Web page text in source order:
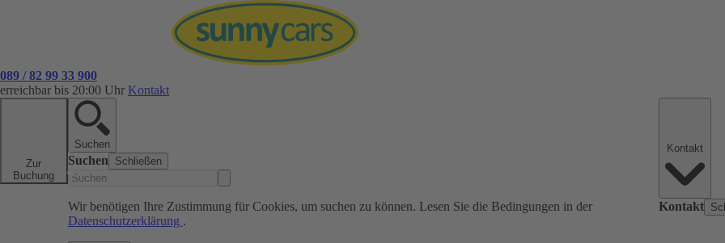
089 / 82 99 33 900
erreichbar bis 20:00 Uhr Kontakt
Zur
Buchung
Suchen
Suchen Schließen
Wir benötigen Ihre Zustimmung für Cookies, um suchen zu können. Lesen Sie die Bedingungen in der
Datenschutzerklärung .
Kontakt